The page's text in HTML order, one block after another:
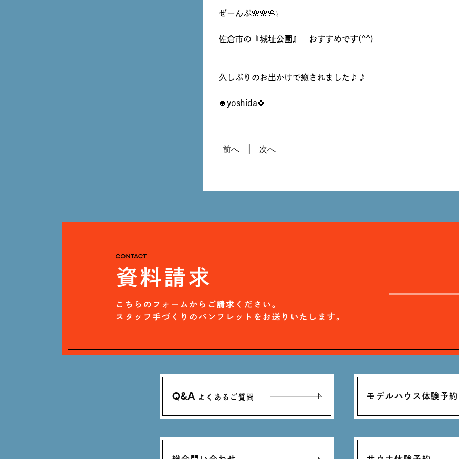
ぜーんぶ🌸🌸🌸❕
佐倉市の『城址公園』 おすすめです(^^)
久しぶりのお出かけで癒されました♪♪
🍀yoshida🍀
前へ 次へ
Q&A よくあるご質問 モデルハウス体験予約